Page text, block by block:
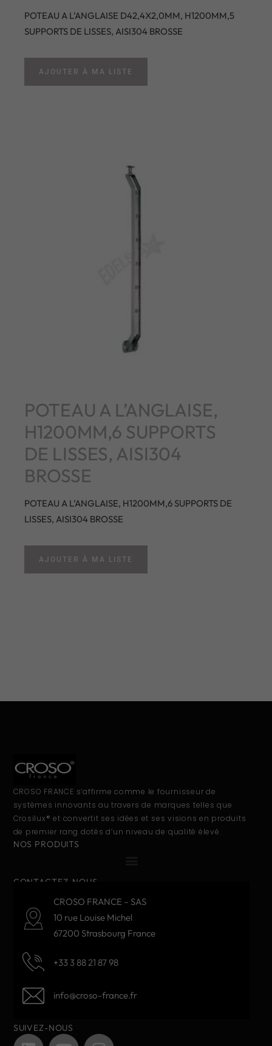
POTEAU A L’ANGLAISE D42,4X2,0MM, H1200MM,5
SUPPORTS DE LISSES, AISI304 BROSSE
AJOUTER À MA LISTE
POTEAU A L’ANGLAISE,
H1200MM,6 SUPPORTS
DE LISSES, AISI304
BROSSE
POTEAU A L’ANGLAISE, H1200MM,6 SUPPORTS DE
LISSES, AISI304 BROSSE
AJOUTER À MA LISTE
CROSO FRANCE s’affirme comme le fournisseur de
systèmes innovants au travers de marques telles que
Crosilux® et convertit ses idées et ses visions en produits
de premier rang dotés d’un niveau de qualité élevé.
NOS PRODUITS
CONTACTEZ-NOUS
CROSO FRANCE – SAS
10 rue Louise Michel
67200 Strasbourg France
+33 3 88 21 87 98
info@croso-france.fr
SUIVEZ-NOUS